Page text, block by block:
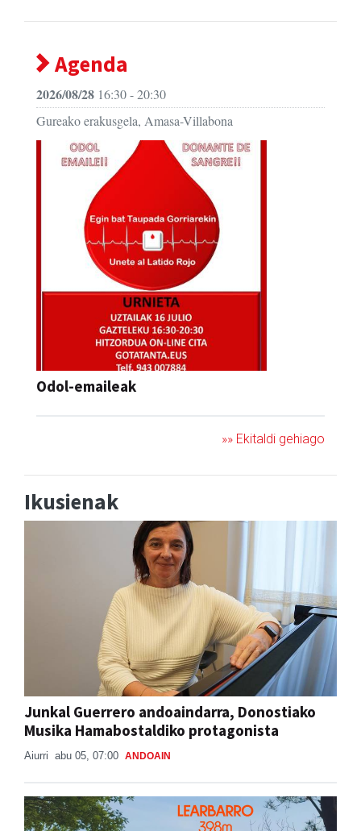
Agenda
2026/08/28 16:30 - 20:30
Gureako erakusgela, Amasa-Villabona
Odol-emaileak
»» Ekitaldi gehiago
Ikusienak
Junkal Guerrero andoaindarra, Donostiako
Musika Hamabostaldiko protagonista
Aiurri abu 05, 07:00 ANDOAIN